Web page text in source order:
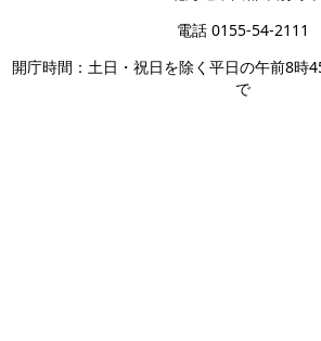
電話 0155-54-2111
開庁時間：土日・祝日を除く平日の午前8時
で